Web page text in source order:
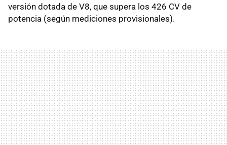
versión dotada de V8, que supera los 426 CV de
potencia (según mediciones provisionales).